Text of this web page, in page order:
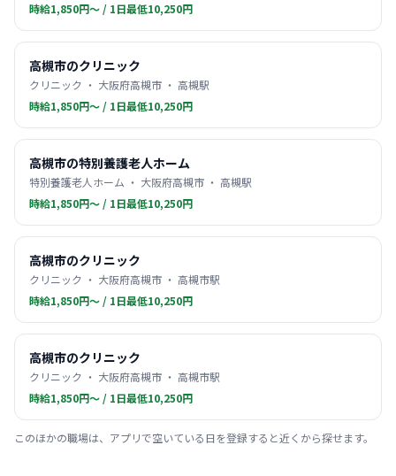
時給1,850円〜 / 1日最低10,250円
高槻市のクリニック
クリニック ・ 大阪府高槻市 ・ 高槻駅
時給1,850円〜 / 1日最低10,250円
高槻市の特別養護老人ホーム
特別養護老人ホーム ・ 大阪府高槻市 ・ 高槻駅
時給1,850円〜 / 1日最低10,250円
高槻市のクリニック
クリニック ・ 大阪府高槻市 ・ 高槻市駅
時給1,850円〜 / 1日最低10,250円
高槻市のクリニック
クリニック ・ 大阪府高槻市 ・ 高槻市駅
時給1,850円〜 / 1日最低10,250円
このほかの職場は、アプリで空いている日を登録すると近くから探せます。